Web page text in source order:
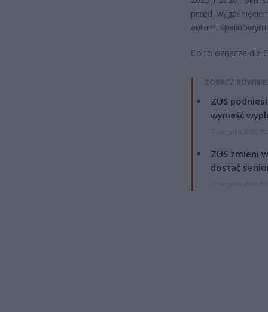
przed
autami
Co to oznacza dla
ZOBACZ
ZUS
wynieść
ZUS zmieni
dostać